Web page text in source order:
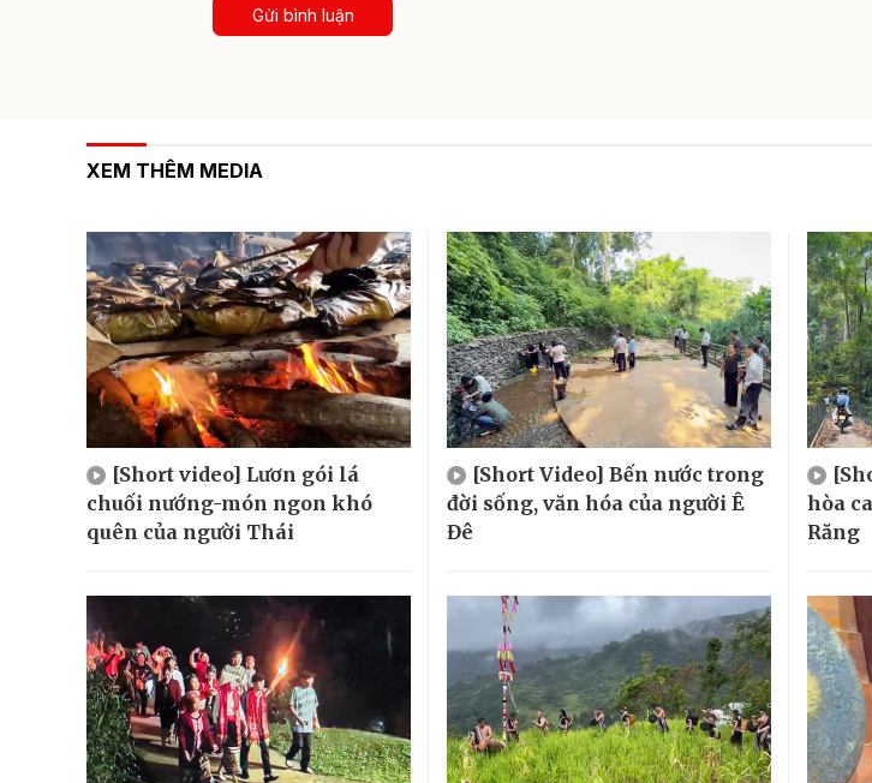
Gửi bình luận
XEM THÊM MEDIA
[Short video] Lươn gói lá
chuối nướng-món ngon khó
quên của người Thái
[Short Video] Bến nước trong
đời sống, văn hóa của người Ê
Đê
hòa
Răng